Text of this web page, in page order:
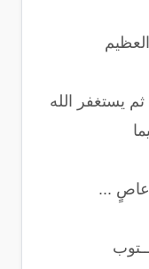
يستغفر الله
عاصٍ ...